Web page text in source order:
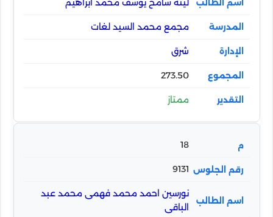
لينه سامح يوسف محمد ابراهيم
مجمع محمد السيد لغات
شرق
273.50
ممتاز
18
9131
نورسين احمد محمد فهمى محمد عبد
الباقى